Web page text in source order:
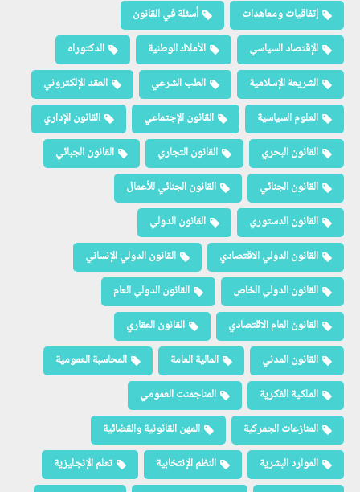
إتفاقيات ومعاهدات
أسئلة في القانون
الإقتصاد السياسي
الأملاك الوطنية
الدكتوراه
الشريعة الإسلامية
الطب الشرعي
العقد الإلكتروني
العلوم السياسية
القانون الإجتماعي
القانون الإداري
القانون البحري
القانون التجاري
القانون الجبائي
القانون الجنائي
القانون الجنائي للأعمال
القانون الدستوري
القانون الدولي
القانون الدولي الاقتصادي
القانون الدولي الإنساني
القانون الدولي الخاص
القانون الدولي العام
القانون العام الاقتصادي
القانون العقاري
القانون المدني
المالية العامة
المحاسبة العمومية
الملكية الفكرية
المناجمنت العمومي
المنازعات الجمركية
المهن القانونية والقضائية
الموارد البشرية
النظم الإنتخابية
تعلم الإنجليزية